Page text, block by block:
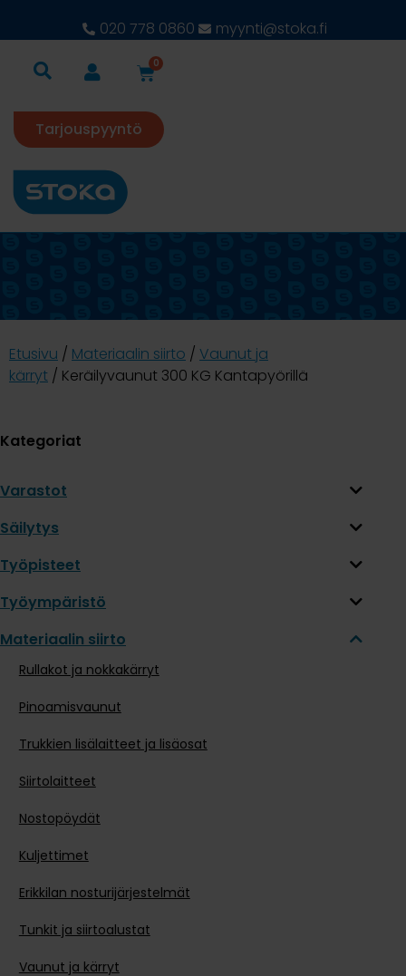
020 778 0860 myynti@stoka.fi
0
Tarjouspyyntö
Etusivu / Materiaalin siirto / Vaunut ja
kärryt / Keräilyvaunut 300 KG Kantapyörillä
Kategoriat
Varastot
Säilytys
Työpisteet
Työympäristö
Materiaalin siirto
Rullakot ja nokkakärryt
Pinoamisvaunut
Trukkien lisälaitteet ja lisäosat
Siirtolaitteet
Nostopöydät
Kuljettimet
Erikkilan nosturijärjestelmät
Tunkit ja siirtoalustat
Vaunut ja kärryt